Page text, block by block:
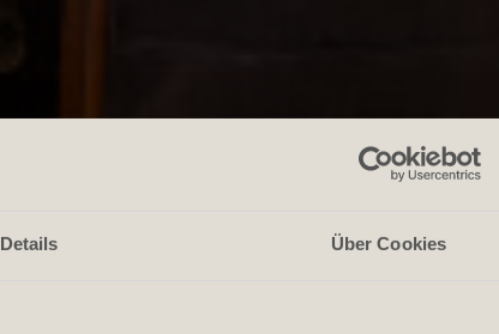
Details Über Cookies